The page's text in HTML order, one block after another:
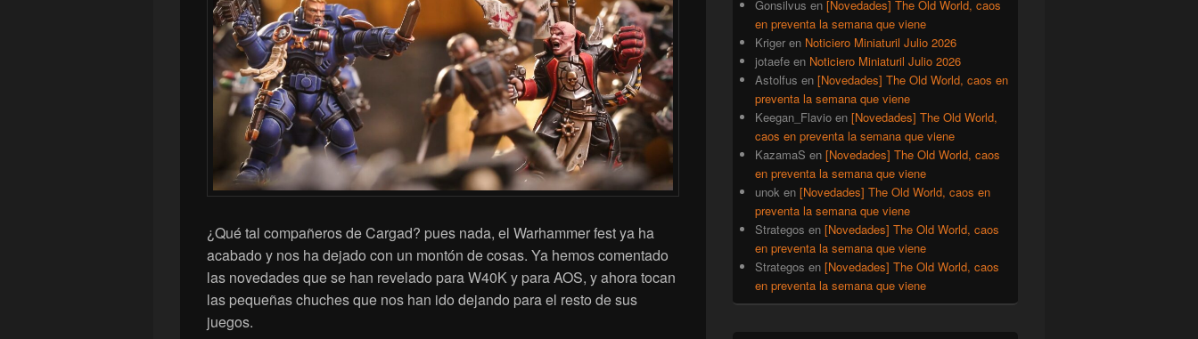
¿Qué tal compañeros de Cargad? pues nada, el Warhammer fest ya ha
acabado y nos ha dejado con un montón de cosas. Ya hemos comentado
las novedades que se han revelado para W40K y para AOS, y ahora tocan
las pequeñas chuches que nos han ido dejando para el resto de sus
juegos.
Gonsilvus en [Novedades] The Old World, caos
en preventa la semana que viene
Kriger en Noticiero Miniaturil Julio 2026
jotaefe en Noticiero Miniaturil Julio 2026
Astolfus en [Novedades] The Old World, caos en
preventa la semana que viene
Keegan_Flavio en [Novedades] The Old World,
caos en preventa la semana que viene
KazamaS en [Novedades] The Old World, caos
en preventa la semana que viene
unok en [Novedades] The Old World, caos en
preventa la semana que viene
Strategos en [Novedades] The Old World, caos
en preventa la semana que viene
Strategos en [Novedades] The Old World, caos
en preventa la semana que viene